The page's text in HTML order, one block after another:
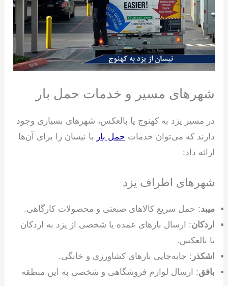
شهرهای مسیر و خدمات حمل بار
در مسیر یزد به کهنوج یا بالعکس، شهرهای بسیاری وجود
دارند که می‌توان خدمات حمل بار با نیسان را برای آن‌ها
ارائه داد:
شهرهای اطراف یزد
میبد: حمل سریع کالاهای صنعتی و محصولات کارگاهی.
اردکان: ارسال بارهای عمده یا شخصی از یزد به اردکان
یا بالعکس.
اشکذر : جابه‌جایی بارهای کشاورزی و خانگی.
بافق: ارسال لوازم فروشگاهی و شخصی به این منطقه